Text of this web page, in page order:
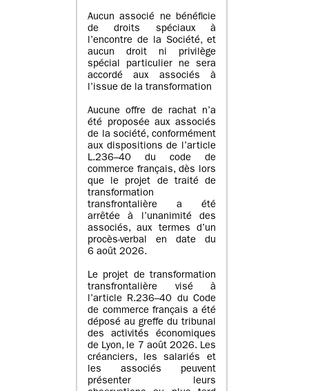
Aucun associé ne bénéficie
de droits spéciaux à
l’encontre de la Société, et
aucun droit ni privilège
spécial particulier ne sera
accordé aux associés à
l’issue de la transformation
Aucune offre de rachat n’a
été proposée aux associés
de la société, conformément
aux dispositions de l’article
L.236–40 du code de
commerce français, dès lors
que le projet de traité de
transformation
transfrontalière a été
arrêtée à l’unanimité des
associés, aux termes d’un
procès-verbal en date du
6 août 2026.
Le projet de transformation
transfrontalière visé à
l’article R.236–40 du Code
de commerce français a été
déposé au greffe du tribunal
des activités économiques
de Lyon, le 7 août 2026. Les
créanciers, les salariés et
les associés peuvent
présenter leurs